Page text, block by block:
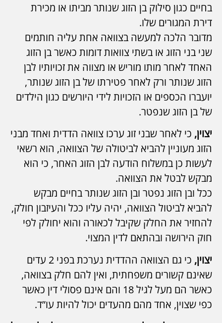
בחיים כגון סילוק בן הזוג שנותר מביתו או מכירת
דירת המגורים שלו.
מדובר הלכה למעשה בצוואה אחת עליה חותמים
שני בני הזוג או בשתי צוואות דומות כאשר בן הזוג
האחד לאחר מותו מוריש או מצווה את זכויותיו לבן
הזוג שנותר ורק לאחר פטירתו של בן הזוג שנותר,
יועברו הכספים או הזכויות לידי היורשים כגון הילדים
של בן הזוג שנפטר.
יצוין, כי לאחר שבני זוג ערכו צוואה הדדית ואחד מבני
הזוג מעוניין להביא לביטולה של הצוואה, הוא רשאי
לעשות כן במשלוח הודעה לבן הזוג האחר, כי הוא
מבקש לבטל את הצוואה.
ככל ובן הזוג נפטר ובן הזוג שנותר בחיים מבקש
להביא לביטול הצוואה, יהיה עליו ככל והעיזבון חולק,
להחזיר את החלק שקיבל לכאורה והוא יחולק לפי
חוק הירושה ובהתאם לדין המצוי.
יצוין,
כי גם הצוואה ההדדית נערכת בפני 2 עדים
שאינם קשורים משפחתית, ואין להם חלק בצוואה,
כאשר הם מעל לגיל 18 והם אינם פסולי דין כאשר
כפי שצוין, אחד מהם מהעדים יכול להיות עו”ד.